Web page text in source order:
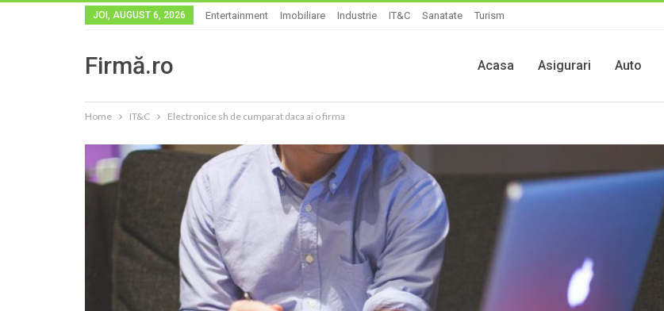
JOI, AUGUST 6, 2026 Entertainment Imobiliare Industrie IT&C Sanatate Turism
Firmă.ro Acasa Asigurari Auto
Home IT&C Electronice sh de cumparat daca ai o firma